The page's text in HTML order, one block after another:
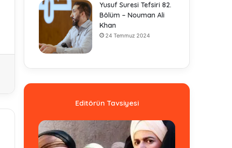
Yusuf Suresi Tefsiri 82.
Bölüm – Nouman Ali
Khan
24 Temmuz 2024
Editörün Tavsiyesi